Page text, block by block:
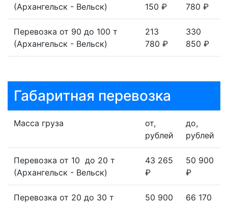
(Архангельск - Вельск)
150 ₽
780 ₽
Перевозка от 90 до 100 т
(Архангельск - Вельск)
213
780 ₽
330
850 ₽
Габаритная перевозка
Масса груза
от,
рублей
до,
рублей
Перевозка от 10 до 20 т
(Архангельск - Вельск)
43 265
₽
50 900
₽
Перевозка от 20 до 30 т
50 900
66 170